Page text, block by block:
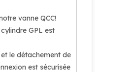
vanne QCC!
GPL est
le détachement de
est sécurisée